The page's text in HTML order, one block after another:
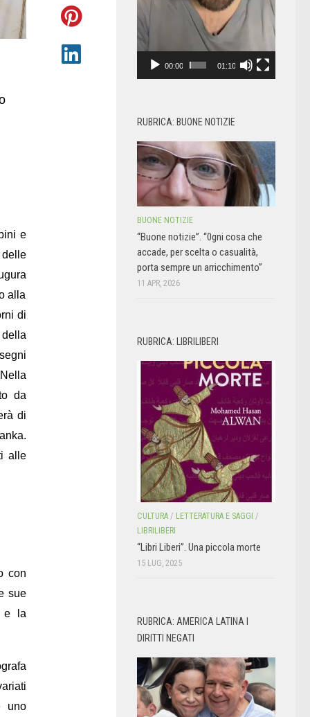
e
alla
di
da
di
alle
con
sue
e la
uno
00:00 01:10
RUBRICA: BUONE NOTIZIE
BUONE NOTIZIE
“Buone notizie”. “0gni cosa che
accade, per scelta o casualità,
porta sempre un arricchimento”
11 APR, 2026
RUBRICA: LIBRILIBERI
CULTURA / LETTERATURA E SAGGI /
LIBRILIBERI
“Libri Liberi”. Una piccola morte
15 LUG, 2025
RUBRICA: AMERICA LATINA I
DIRITTI NEGATI